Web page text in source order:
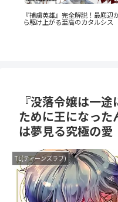
『恋する天使は罪深い』徹底ガ
ド！堕天寸前の問題児たちの、禁
『没落令嬢は一
ために王になった
は夢見る究極の愛
TL(ティーンズラブ)